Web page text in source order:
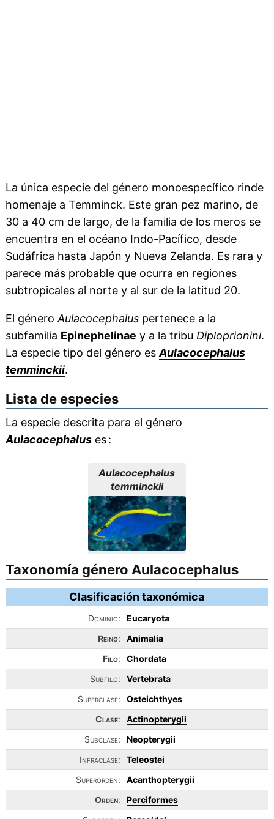
La única especie del género monoespecífico rinde
homenaje a Temminck. Este gran pez marino, de
30 a 40 cm de largo, de la familia de los meros se
encuentra en el océano Indo-Pacífico, desde
Sudáfrica hasta Japón y Nueva Zelanda. Es rara y
parece más probable que ocurra en regiones
subtropicales al norte y al sur de la latitud 20.
El género Aulacocephaluspertenece a la
subfamilia Epinephelinae y a la tribu Diploprionini.
La especie tipo del género es Aulacocephalus
temminckii.
Lista de especies
La especie descrita para el género
Aulacocephaluses :
Aulacocephalus
temminckii
Taxonomía género Aulacocephalus
Clasificación taxonómica
Dominio:
Eucaryota
Reino:
Animalia
Filo:
Chordata
Subfilo:
Vertebrata
Superclase:
Osteichthyes
Clase:
Actinopterygii
Subclase:
Neopterygii
Infraclase:
Teleostei
Superorden:
Acanthopterygii
Orden:
Perciformes